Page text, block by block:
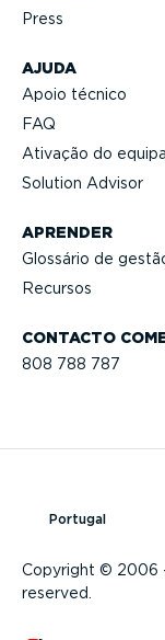
CONTACTO
808 788 787
AJUDA
Apoio técnico
FAQ
Ativação do
Solution Advisor
APRENDER
Glossário de
Recursos
Press
Copyright © 2006
reserved.
Portugal